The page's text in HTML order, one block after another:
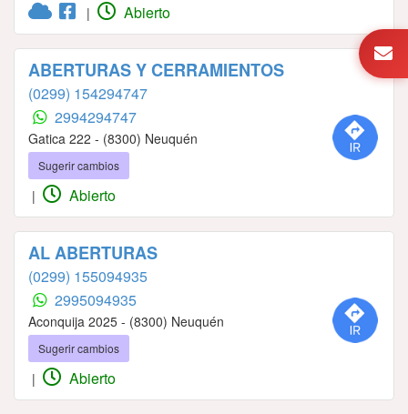
| Abierto
ABERTURAS Y CERRAMIENTOS
(0299) 154294747
2994294747
Gatica 222 - (8300) Neuquén
Sugerir cambios
| Abierto
AL ABERTURAS
(0299) 155094935
2995094935
Aconquija 2025 - (8300) Neuquén
Sugerir cambios
| Abierto